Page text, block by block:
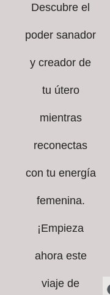
Descubre el
poder sanador
y creador de
tu útero
mientras
reconectas
con tu energía
femenina.
¡Empieza
ahora este
viaje de